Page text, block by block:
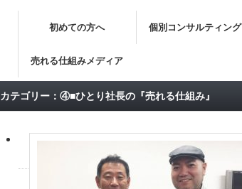
初めての方へ 個別コンサルティング
売れる仕組みメディア
カテゴリー：④■ひとり社長の『売れる仕組み』